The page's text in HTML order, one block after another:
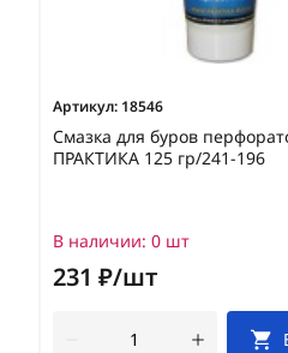
Артикул: 18546
Смазка для буров
ПРАКТИКА 125 гр/241-196
В наличии: 0 шт
231 ₽/шт